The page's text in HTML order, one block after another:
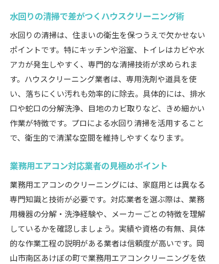
水回りの清掃で差がつくハウスクリーニング術
水回りの清掃は、住まいの衛生を保つうえで欠かせない
ポイントです。特にキッチンや浴室、トイレはカビや水
アカが発生しやすく、専門的な清掃技術が求められま
す。ハウスクリーニング業者は、専用洗剤や道具を使
い、落ちにくい汚れも効率的に除去。具体的には、排水
口や蛇口の分解洗浄、目地のカビ取りなど、きめ細かい
作業が特徴です。プロによる水回り清掃を活用すること
で、衛生的で清潔な空間を維持しやすくなります。
業務用エアコン対応業者の見極めポイント
業務用エアコンのクリーニングには、家庭用とは異なる
専門知識と技術が必要です。対応業者を選ぶ際は、業務
用機器の分解・洗浄経験や、メーカーごとの特徴を理解
しているかを確認しましょう。実績や資格の有無、具体
的な作業工程の説明がある業者は信頼度が高いです。岡
山市南区あけぼの町で業務用エアコンクリーニングを依